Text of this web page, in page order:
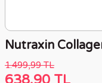
Nutraxin
1.499,99 TL
638,90 TL